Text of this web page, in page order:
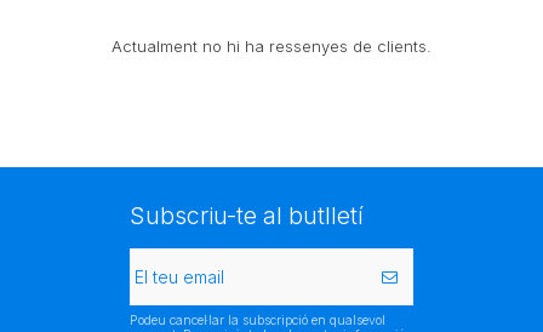
Actualment no hi ha ressenyes de clients.
Subscriu-te al butlletí
Podeu cancel·lar la subscripció en qualsevol